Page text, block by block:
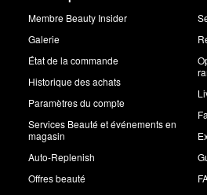
Membre Beauty Insider
Galerie
État de la commande
Historique des achats
Paramètres du compte
Services Beauté et événements en
magasin
Auto-Replenish
Offres beauté